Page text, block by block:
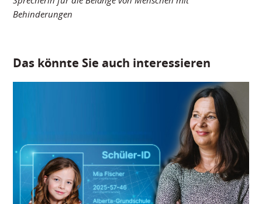
Behinderungen
Das könnte Sie auch interessieren